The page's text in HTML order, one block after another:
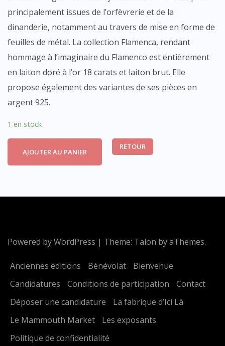
principalement issues de l’orfèvrerie et de la
dinanderie, notamment au travers de mise en forme de
feuilles de métal. La collection Flamenca, rendant
hommage à l’imaginaire du Flamenco est entièrement
en laiton doré à l’or 18 carats et laiton brut. Elle
propose également des variantes de ses pièces en
argent 925.
1 en stock
AJOUTER AU PANIER
RETOUR
Powered by WordPress | Theme: Talon by aThemes.
Anciennes éditions Bénévolat
Bienvenue
Candidatures
Conditions de participation
Contact
Déposer une candidature
La fabrique d’Ici Là
Le Mammouth Market
Les exposants
Politique de confidentialité